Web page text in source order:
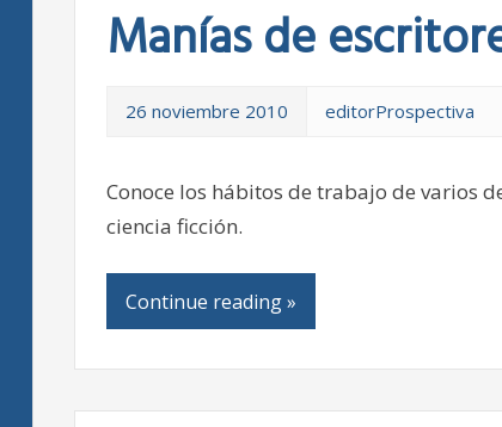
Manías de
26 noviembre 2010 editorProspectiva
Conoce los hábitos de trabajo de varios
ciencia ficción.
Continue reading »